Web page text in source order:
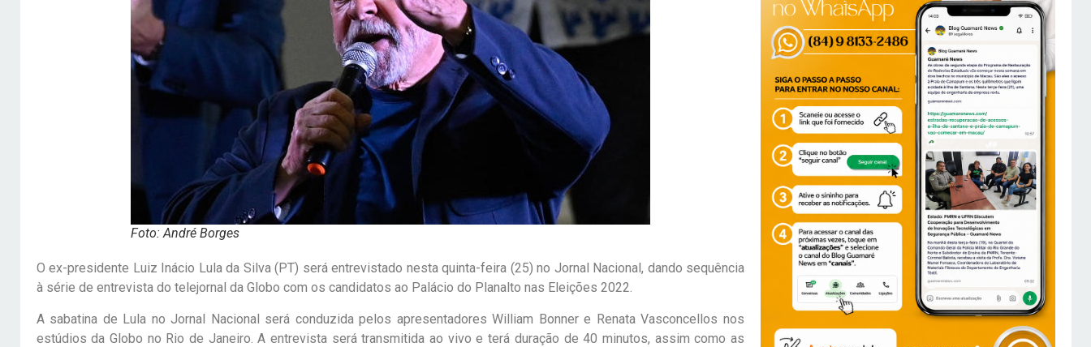
Foto: André Borges
O ex-presidente Luiz Inácio Lula da Silva (PT) será entrevistado nesta quinta-feira (25) no Jornal Nacional, dando sequência
à série de entrevista do telejornal da Globo com os candidatos ao Palácio do Planalto nas Eleições 2022.
A sabatina de Lula no Jornal Nacional será conduzida pelos apresentadores William Bonner e Renata Vasconcellos nos
estúdios da Globo no Rio de Janeiro. A entrevista será transmitida ao vivo e terá duração de 40 minutos, assim como as